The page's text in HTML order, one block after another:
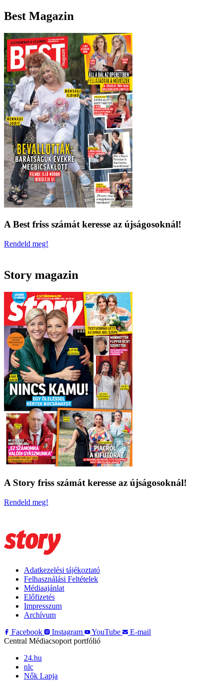
Best Magazin
A Best friss számát keresse az újságosoknál!
Rendeld meg!
Story magazin
A Story friss számát keresse az újságosoknál!
Rendeld meg!
Adatkezelési tájékoztató
Felhasználási Feltételek
Médiaajánlat
Előfizetés
Impresszum
Archívum
Facebook
Instagram YouTube
E-mail
Central Médiacsoport portfólió
24.hu
nlc
Nők Lapja